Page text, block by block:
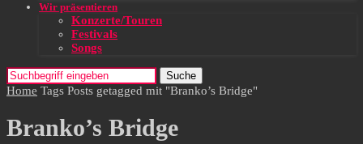
Wir präsentieren
Konzerte/Touren
Festivals
Songs
Suche
Home Tags Posts getagged mit "Branko’s Bridge"
Branko’s Bridge